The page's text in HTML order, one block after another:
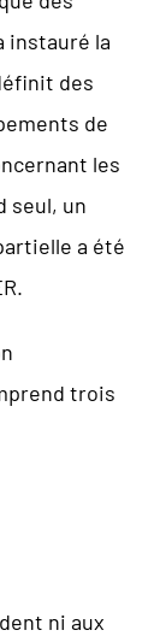
instauré la
des
de
les
seul, un
a été
trois
ni aux